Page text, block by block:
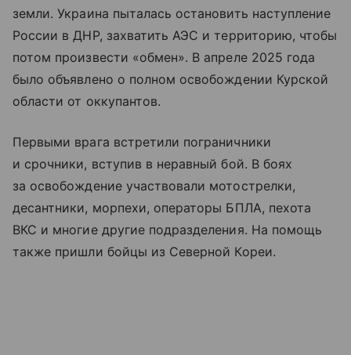
земли. Украина пыталась остановить наступление
России в ДНР, захватить АЭС и территорию, чтобы
потом произвести «обмен». В апреле 2025 года
было объявлено о полном освобождении Курской
области от оккупантов.
Первыми врага встретили пограничники
и срочники, вступив в неравный бой. В боях
за освобождение участвовали мотострелки,
десантники, морпехи, операторы БПЛА, пехота
ВКС и многие другие подразделения. На помощь
также пришли бойцы из Северной Кореи.